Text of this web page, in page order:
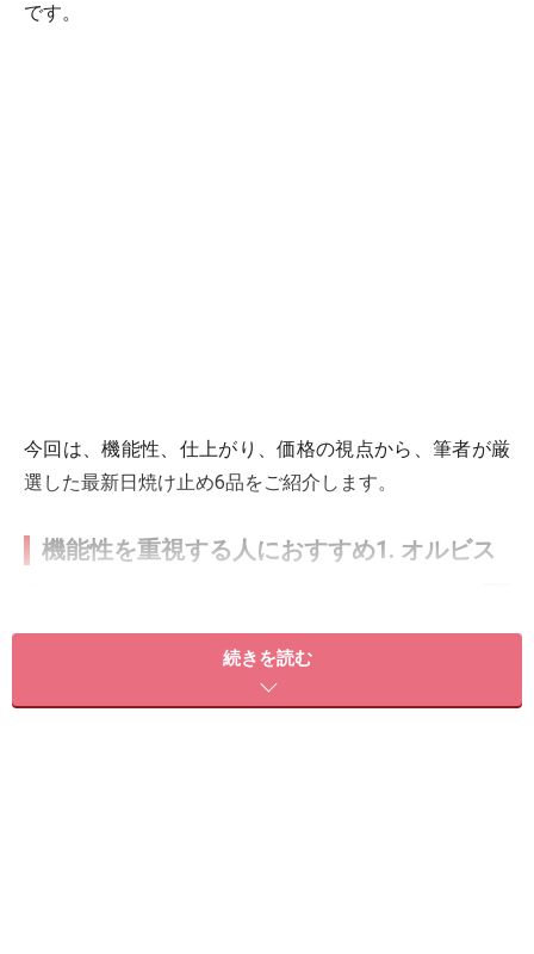
です。
今回は、機能性、仕上がり、価格の視点から、筆者が厳
選した最新日焼け止め6品をご紹介します。
機能性を重視する人におすすめ1. オルビス
高機能で守りながら美しさも叶えるオルビスのUVプロテクタ
攻めと守りのアプローチがパワーアップしたオルビスの
続きを読む